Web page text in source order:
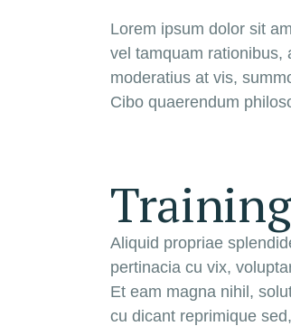
Lorem ipsum dolor sit
vel tamquam rationibus,
moderatius at vis,
Cibo quaerendum
Aliquid propriae
pertinacia cu vix,
Et eam magna nihil,
cu dicant reprimique